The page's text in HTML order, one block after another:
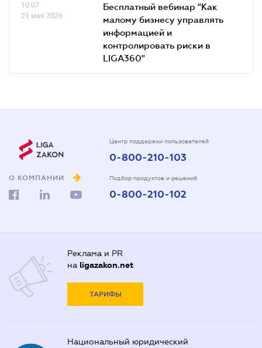
10.07
29 мая 2026
Бесплатный вебинар "Как
малому бизнесу управлять
информацией и
контролировать риски в
LIGA360"
О КОМПАНИИ
Центр поддержки пользователей
0-800-210-103
Подбор продуктов и решений
0-800-210-102
Реклама и PR
на ligazakon.net
ТАРИФЫ
Национальный юридический